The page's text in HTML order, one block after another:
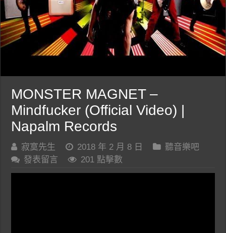
MONSTER MAGNET –
Mindfucker (Official Video) |
Napalm Records
寂寞先生 2018 年 2 月 8 日
聽音樂吧
發表留言
201 點擊數